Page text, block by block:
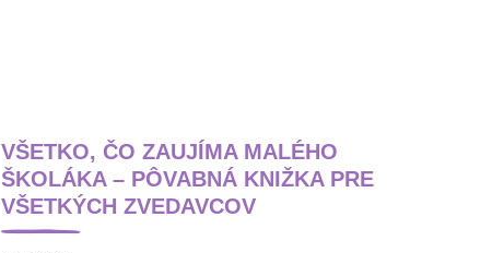
VŠETKO, ČO ZAUJÍMA MALÉHO
ŠKOLÁKA – PÔVABNÁ KNIŽKA PRE
VŠETKÝCH ZVEDAVCOV